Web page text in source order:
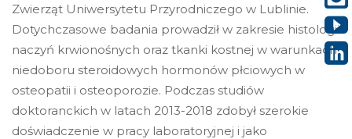
Zwierząt Uniwersytetu Przyrodniczego w Lublinie.
Dotychczasowe badania prowadził w zakresie histologii
naczyń krwionośnych oraz tkanki kostnej w warunkach
niedoboru steroidowych hormonów płciowych w
osteopatii i osteoporozie. Podczas studiów
doktoranckich w latach 2013-2018 zdobył szerokie
doświadczenie w pracy laboratoryjnej i jako